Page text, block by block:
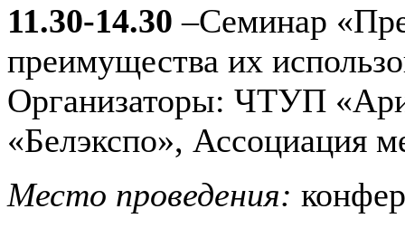
11.30-14.30 –Семинар
преимущества их
Организаторы: ЧТУП
«Белэкспо», Ассоциация
Место проведения: